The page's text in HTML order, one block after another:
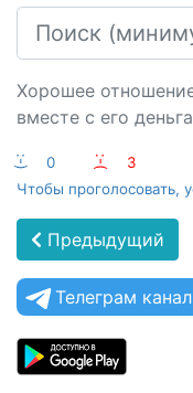
Хорошее
вместе с его
:-) 0 :-(
3
Чтобы проголосовать,
Предыдущий
Телеграм канал